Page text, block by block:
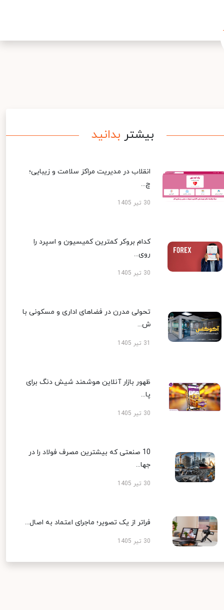
بیشتر بدانید
انقلاب در مدیریت مراکز سلامت و زیبایی؛
چ...
30 تیر 1405
کدام بروکر کمترین کمیسیون و اسپرد را
روی...
30 تیر 1405
تحولی مدرن در فضاهای اداری و مسکونی با
ش...
ظهور بازار آنلاین هوشمند شیش دنگ برای
پا...
30 تیر 1405
10 صنعتی که بیشترین مصرف فولاد را در
جها...
30 تیر 1405
فراتر از یک تصویر؛ ماجرای اعتماد به اصال...
30 تیر 1405